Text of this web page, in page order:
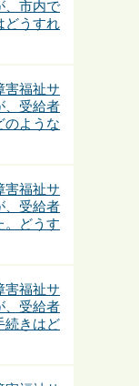
、市内で
どうすれ
害福祉サ
、受給者
のような
害福祉サ
、受給者
。どうす
害福祉サ
、受給者
続きはど